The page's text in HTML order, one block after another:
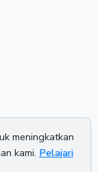
meningkatkan
kami. Pelajari